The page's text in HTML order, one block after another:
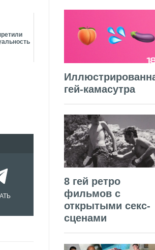
гей-камасутра
8 гей ретро
фильмов с
открытыми секс-
сценами